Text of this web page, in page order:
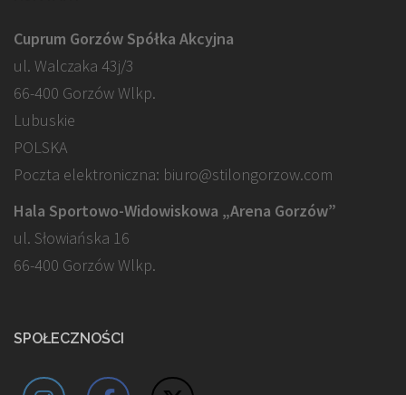
Cuprum Gorzów Spółka Akcyjna
ul. Walczaka 43j/3
66-400 Gorzów Wlkp.
Lubuskie
POLSKA
Poczta elektroniczna: biuro@stilongorzow.com
Hala Sportowo-Widowiskowa „Arena Gorzów”
ul. Słowiańska 16
66-400 Gorzów Wlkp.
SPOŁECZNOŚCI